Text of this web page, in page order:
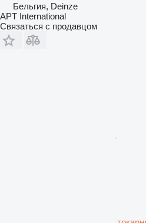
Бельгия, Deinze
APT International
Связаться с продавцом